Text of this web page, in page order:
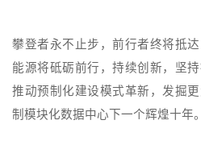
攀登者永不止步，前行者终将抵
能源将砥砺前行，持续创新，坚
推动预制化建设模式革新，发掘
制模块化数据中心下一个辉煌十年。